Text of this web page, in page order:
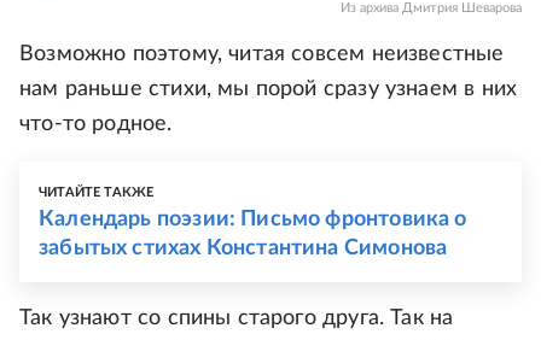
Из архива Дмитрия Шеварова
Возможно поэтому, читая совсем неизвестные
нам раньше стихи, мы порой сразу узнаем в них
что-то родное.
ЧИТАЙТЕ ТАКЖЕ
Календарь поэзии: Письмо фронтовика о
забытых стихах Константина Симонова
Так узнают со спины старого друга. Так на